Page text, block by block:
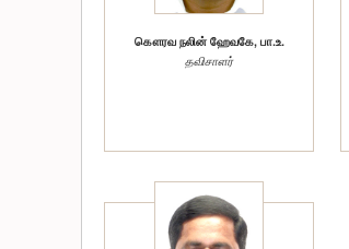
கௌரவ நலின் ஹேவகே, பா.உ.
தவிசாளர்